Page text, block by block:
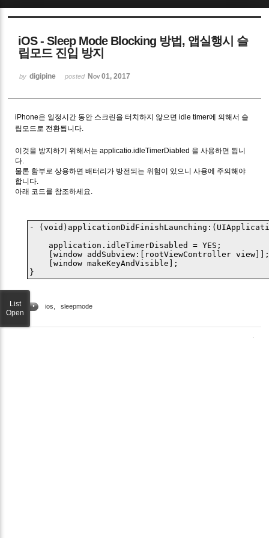
iOS - Sleep Mode Blocking 방법, 앱실행시 슬
립모드 진입 방지
by digipine posted Nov 01, 2017
iPhone은 일정시간 동안 스크린을 터치하지 않으면 idle timer에 의해서 슬
립모드로 전환됩니다.
이것을 방지하기 위해서는 applicatio.idleTimerDiabled 을 사용하면 됩니
다.
물론 함부로 상용하면 배터리가 방전되는 위험이 있으니 사용에 주의해야
합니다.
아래 코드를 참조하세요.
-
    application.idleTimerDisabled = YES;
[window addSubview:[rootViewController
    [window makeKeyAndVisible];
TAG • ios sleepmode
List
Open
Sketchbook5, 스케치북5
Sketchbook5, 스케치북5